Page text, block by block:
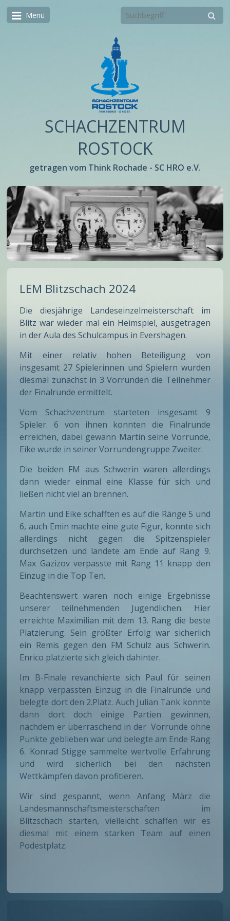
Menü
SCHACHZENTRUM
ROSTOCK
getragen vom Think Rochade - SC HRO e.V.
LEM Blitzschach 2024
Die diesjährige Landeseinzelmeisterschaft im
Blitz war wieder mal ein Heimspiel, ausgetragen
in der Aula des Schulcampus in Evershagen.
Mit einer relativ hohen Beteiligung von
insgesamt 27 Spielerinnen und Spielern wurden
diesmal zunächst in 3 Vorrunden die Teilnehmer
der Finalrunde ermittelt.
Vom Schachzentrum starteten insgesamt 9
Spieler. 6 von ihnen konnten die Finalrunde
erreichen, dabei gewann Martin seine Vorrunde,
Eike wurde in seiner Vorrundengruppe Zweiter.
Die beiden FM aus Schwerin waren allerdings
dann wieder einmal eine Klasse für sich und
ließen nicht viel an brennen.
Martin und Eike schafften es auf die Ränge 5 und
6, auch Emin machte eine gute Figur, konnte sich
allerdings nicht gegen die Spitzenspieler
durchsetzen und landete am Ende auf Rang 9.
Max Gazizov verpasste mit Rang 11 knapp den
Einzug in die Top Ten.
Beachtenswert waren noch einige Ergebnisse
unserer teilnehmenden Jugendlichen. Hier
erreichte Maximilian mit dem 13. Rang die beste
Platzierung. Sein größter Erfolg war sicherlich
ein Remis gegen den FM Schulz aus Schwerin.
Enrico platzierte sich gleich dahinter.
Im B-Finale revanchierte sich Paul für seinen
knapp verpassten Einzug in die Finalrunde und
belegte dort den 2.Platz. Auch Julian Tank konnte
dann dort doch einige Partien gewinnen,
nachdem er überraschend in der Vorrunde ohne
Punkte geblieben war und belegte am Ende Rang
6. Konrad Stigge sammelte wertvolle Erfahrung
und wird sicherlich bei den nächsten
Wettkämpfen davon profitieren.
Wir sind gespannt, wenn Anfang März die
Landesmannschaftsmeisterschaften im
Blitzschach starten, vielleicht schaffen wir es
diesmal mit einem starken Team auf einen
Podestplatz.